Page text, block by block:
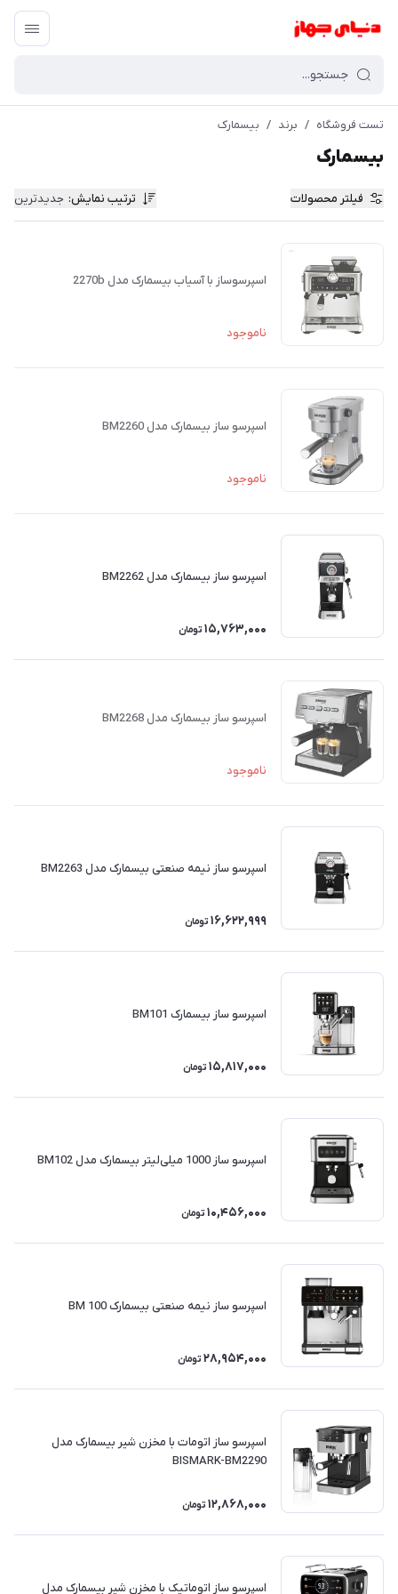
تست فروشگاه / برند / بیسمارک
بیسمارک
فیلتر محصولات ترتیب نمایش: جدیدترین
اسپرسوساز با آسياب بیسمارک مدل 2270b
ناموجود
اسپرسو ساز بیسمارک مدل BM2260
ناموجود
اسپرسو ساز بیسمارک مدل BM2262
15,763,000 تومان
اسپرسو ساز بیسمارک مدل BM2268
ناموجود
اسپرسو ساز نیمه صنعتی بیسمارک مدل BM2263
16,622,999 تومان
اسپرسو ساز بیسمارک BM101
15,817,000 تومان
اسپرسو ساز 1000 میلی‌لیتر بیسمارک مدل BM102
10,456,000 تومان
اسپرسو ساز نیمه صنعتی بیسمارک BM 100
28,954,000 تومان
اسپرسو ساز اتومات با مخزن شیر بیسمارک مدل
BISMARK-BM2290
12,868,000 تومان
اسپرسو ساز اتوماتیک با مخزن شیر بیسمارک مدل